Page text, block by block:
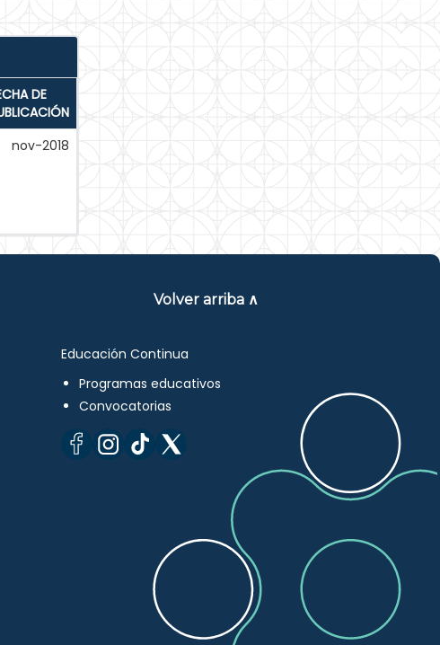
DE
nov-2018
Volver arriba ∧
Educación Continua
Programas educativos
Convocatorias